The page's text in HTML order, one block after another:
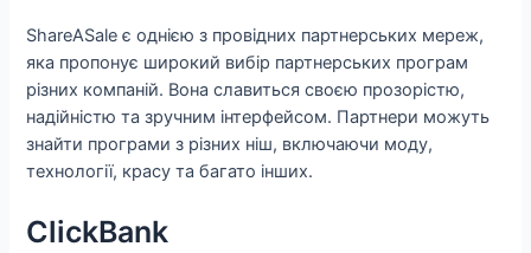
ShareASale є однією з провідних партнерських мереж,
яка пропонує широкий вибір партнерських програм
різних компаній. Вона славиться своєю прозорістю,
надійністю та зручним інтерфейсом. Партнери можуть
знайти програми з різних ніш, включаючи моду,
технології, красу та багато інших.
ClickBank